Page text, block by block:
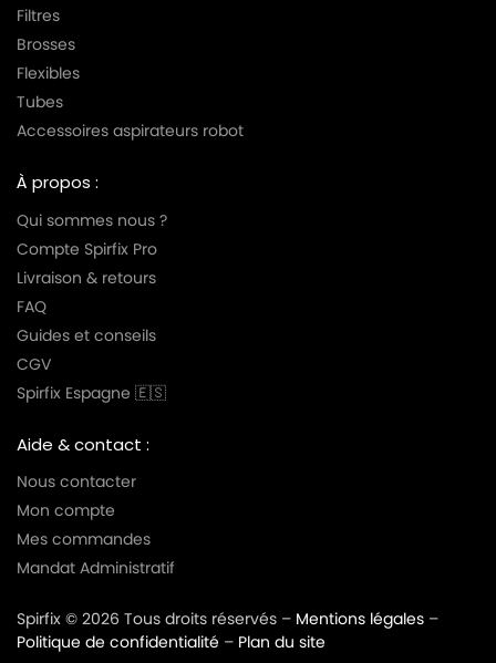
Filtres
Brosses
Flexibles
Tubes
Accessoires aspirateurs robot
À propos :
Qui sommes nous ?
Compte Spirfix Pro
Livraison & retours
FAQ
Guides et conseils
CGV
Spirfix Espagne 🇪🇸
Aide & contact :
Nous contacter
Mon compte
Mes commandes
Mandat Administratif
Spirfix © 2026 Tous droits réservés – Mentions légales –
Politique de confidentialité – Plan du site